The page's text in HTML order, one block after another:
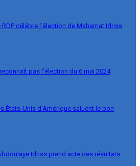
célèbre l’élection de Mahamat Idriss
pas l’élection du 6 mai 2024
États-Unis d’Amérique saluent le bon
Idriss prend acte des résultats